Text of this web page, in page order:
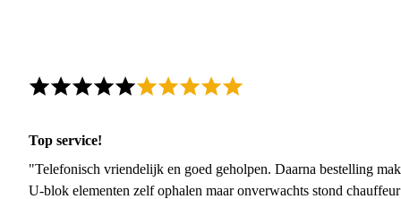
Top service!
"Telefonisch vriendelijk en goed geholpen. Daarna bestelling
U-blok elementen zelf ophalen maar onverwachts stond